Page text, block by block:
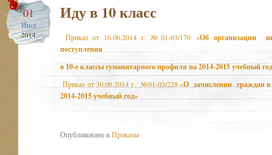
01
Июл
2014
Иду в 10 класс
Приказ от 16.06.2014 г. №01-03/170 «Об организации
поступления
в 10-е классы гуманитарного профиля на 2014-2015 учебный
Приказ от 30.06.2014 г. №01-03/228 «О зачислении граждан в
2014-2015 учебный год»
Опубликовано вПриказы